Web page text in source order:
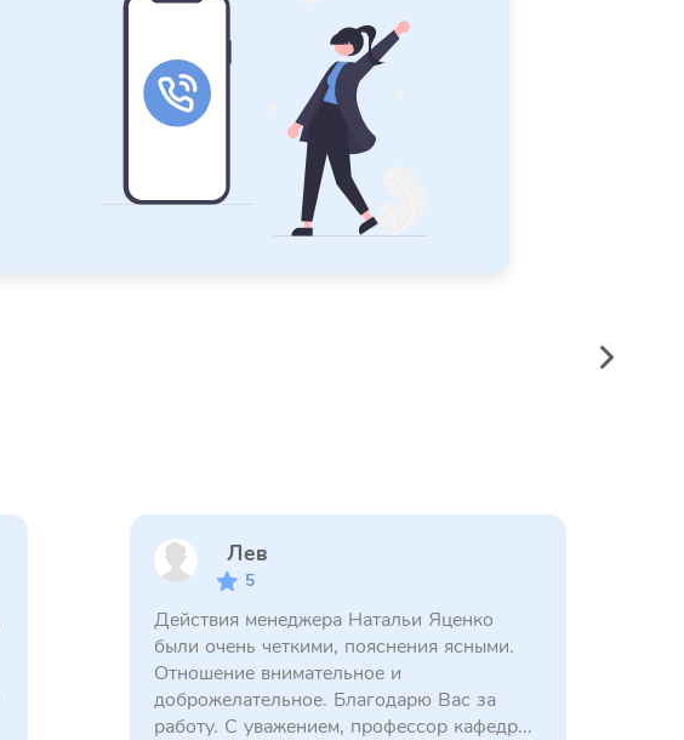
Лев
5
Действия менеджера Натальи Яценко
были очень четкими, пояснения ясными.
Отношение внимательное и
доброжелательное. Благодарю Вас за
работу. С уважением, профессор кафедр...